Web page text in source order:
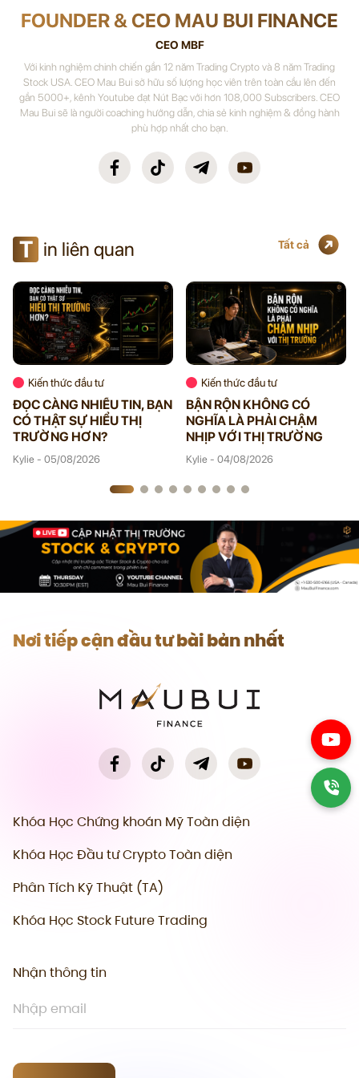
FOUNDER & CEO MAU BUI FINANCE
CEO MBF
Với kinh nghiệm chinh chiến gần 12 năm Trading Crypto và 8 năm Trading
Stock USA. CEO Mau Bui sở hữu số lượng học viên trên toàn cầu lên đến
gần 5000+, kênh Youtube đạt Nút Bạc với hơn 108,000 Subscribers. CEO
Mau Bui sẽ là người coaching hướng dẫn, chia sẻ kinh nghiệm & đồng hành
phù hợp nhất cho bạn.
T in liên quan Tất cả
Kiến thức đầu tư
ĐỌC CÀNG NHIỀU TIN, BẠN
CÓ THẬT SỰ HIỂU THỊ
TRƯỜNG HƠN?
Kylie - 05/08/2026
Kiến thức đầu tư
BẬN RỘN KHÔNG CÓ
NGHĨA LÀ PHẢI CHẬM
NHỊP VỚI THỊ TRƯỜNG
Kylie - 04/08/2026
Nơi tiếp cận đầu tư bài bản nhất
Khóa Học Chứng khoán Mỹ Toàn diện
Khóa Học Đầu tư Crypto Toàn diện
Phân Tích Kỹ Thuật (TA)
Khóa Học Stock Future Trading
Nhận thông tin